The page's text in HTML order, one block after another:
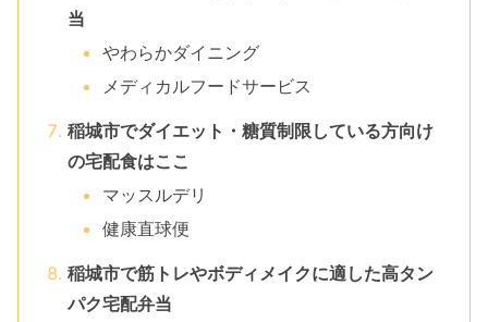
当
やわらかダイニング
メディカルフードサービス
稲城市でダイエット・糖質制限している方向け
の宅配食はここ
マッスルデリ
健康直球便
稲城市で筋トレやボディメイクに適した高タン
パク宅配弁当